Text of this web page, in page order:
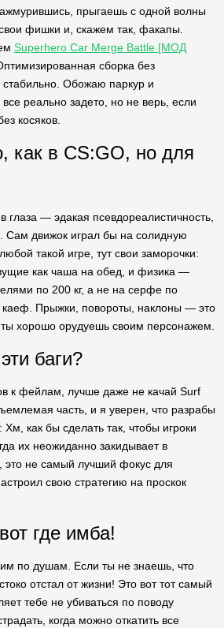
прыгаешь с одной волны
фишки и, скажем так, факапы.
Superhero Car Merge Battle [МОД
сборка без
стабильно. Обожаю паркур и
реально задето, но не верь, если
косяков.
как в CS:GO, но для
глаза — эдакая псевдореалистичность,
Сам движок играл бы на солидную
такой игре, тут свои заморочки:
как чаша на обед, и физика —
по 200 кг, а не на серфе по
каеф. Прыжки, повороты, наклоны — это
хорошо орудуешь своим персонажем.
баги?
к фейлам, лучше даже не качай Surf
часть, и я уверен, что разрабы
как бы сделать так, чтобы игроки
их неожиданно закидывает в
это не самый лучший фокус для
свою стратегию на проскок
где имба!
по душам. Если ты не знаешь, что
отстал от жизни! Это вот тот самый
тебе не убиваться по поводу
когда можно откатить все